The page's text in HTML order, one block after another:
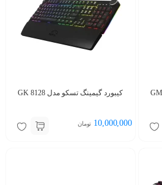
کیبورد گیمینگ تسکو مدل GK 8128
10,000,000 تومان